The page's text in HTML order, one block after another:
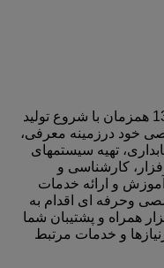
از سال 1377 همزمان با شروع تولید
خود درزمینه معرفی،
تهیه سیستمهای
کارشناسی و
و ارائه خدمات
وحرفه ای اقدام به
همراه و پشتیبان شما
و خدمات مرتبط